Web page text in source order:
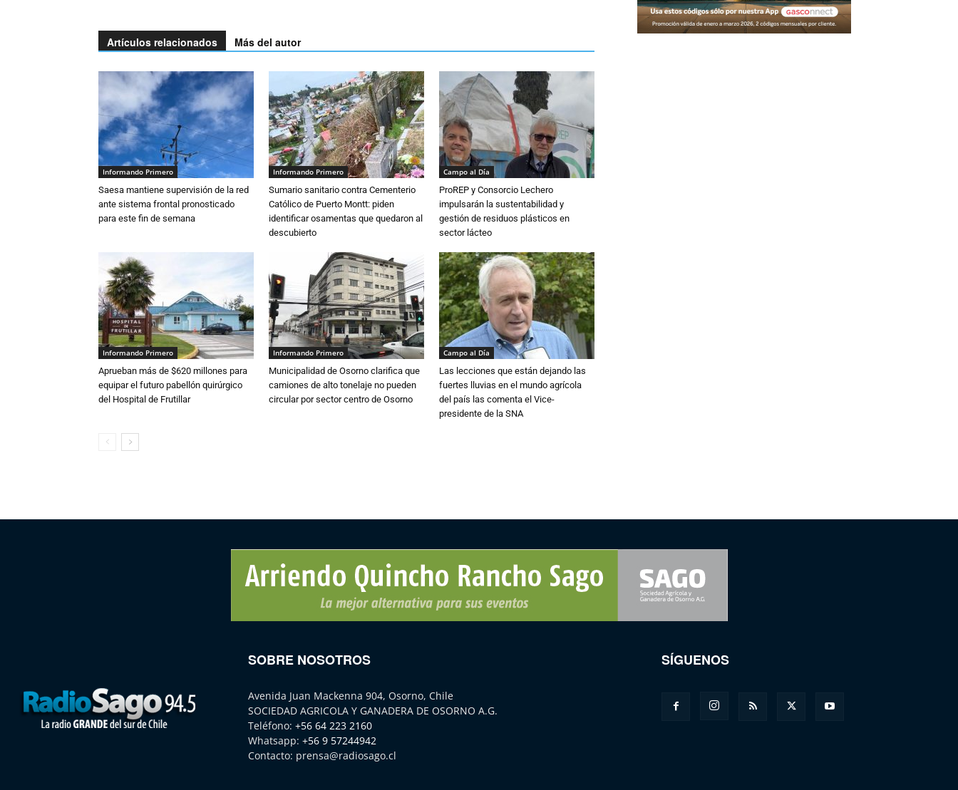
Artículos relacionados Más del autor
Informando Primero
Saesa mantiene supervisión de la red
ante sistema frontal pronosticado
para este fin de semana
Informando Primero
Sumario sanitario contra Cementerio
Católico de Puerto Montt: piden
identificar osamentas que quedaron al
descubierto
Campo al Día
ProREP y Consorcio Lechero
impulsarán la sustentabilidad y
gestión de residuos plásticos en
sector lácteo
Informando Primero
Aprueban más de $620 millones para
equipar el futuro pabellón quirúrgico
del Hospital de Frutillar
Informando Primero
Municipalidad de Osorno clarifica que
camiones de alto tonelaje no pueden
circular por sector centro de Osorno
Campo al Día
Las lecciones que están dejando las
fuertes lluvias en el mundo agrícola
del país las comenta el Vice-
presidente de la SNA
SOBRE NOSOTROS
Avenida Juan Mackenna 904, Osorno, Chile
SOCIEDAD AGRICOLA Y GANADERA DE OSORNO A.G.
Teléfono: +56 64 223 2160
Whatsapp: +56 9 57244942
Contacto: prensa@radiosago.cl
SÍGUENOS